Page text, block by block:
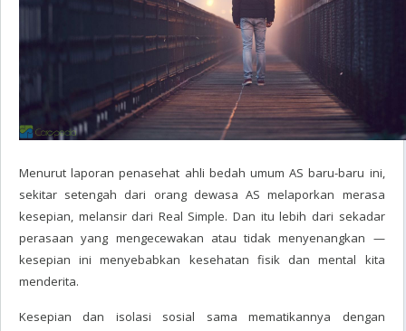
Menurut laporan penasehat ahli bedah umum AS baru-baru ini,
sekitar setengah dari orang dewasa AS melaporkan merasa
kesepian, melansir dari Real Simple. Dan itu lebih dari sekadar
perasaan yang mengecewakan atau tidak menyenangkan —
kesepian ini menyebabkan kesehatan fisik dan mental kita
menderita.
Kesepian dan isolasi sosial sama mematikannya dengan